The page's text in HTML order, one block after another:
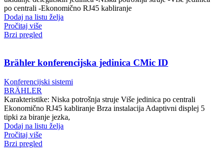
po centrali -Ekonomično RJ45 kabliranje
Dodaj na listu želja
Pročitaj više
Brzi pregled
Brähler konferencijska jedinica CMic ID
Konferencijski sistemi
BRÄHLER
Karakteristike: Niska potrošnja struje Više jedinica po centrali
Ekonomično RJ45 kabliranje Brza instalacija Adaptivni displej 5
tipki za biranje jezka,
Dodaj na listu želja
Pročitaj više
Brzi pregled